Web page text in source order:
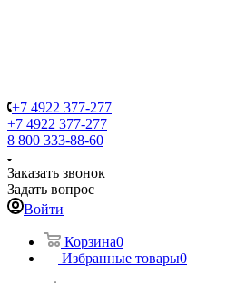
+7 4922 377-277
+7 4922 377-277
8 800 333-88-60
Заказать звонок
Задать вопрос
Войти
Корзина0
Избранные товары0